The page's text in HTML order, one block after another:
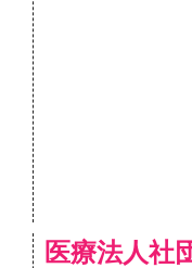
医療法人社